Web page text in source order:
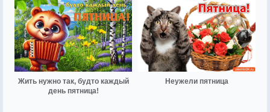
Жить нужно так, будто каждый
день пятница!
Неужели пятница